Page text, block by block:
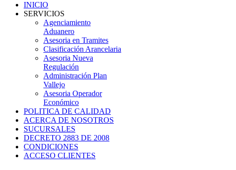
INICIO
SERVICIOS
Agenciamiento
Aduanero
Asesoria en Tramites
Clasificación Arancelaria
Asesoria Nueva
Regulación
Administración Plan
Vallejo
Asesoria Operador
Económico
POLITICA DE CALIDAD
ACERCA DE NOSOTROS
SUCURSALES
DECRETO 2883 DE 2008
CONDICIONES
ACCESO CLIENTES